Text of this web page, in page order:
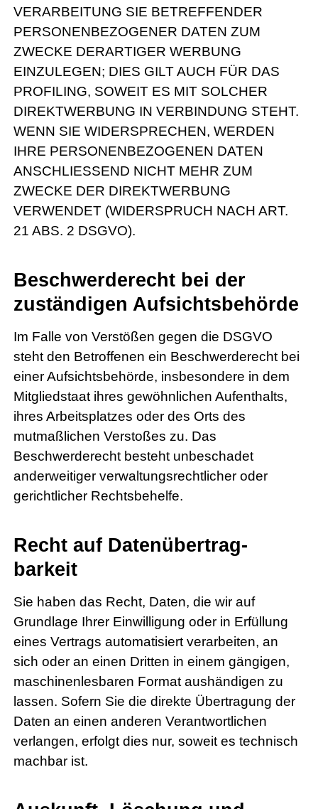
VERARBEITUNG SIE BETREFFENDER
PERSONENBEZOGENER DATEN ZUM
ZWECKE DERARTIGER WERBUNG
EINZULEGEN; DIES GILT AUCH FÜR DAS
PROFILING, SOWEIT ES MIT SOLCHER
DIREKTWERBUNG IN VERBINDUNG STEHT.
WENN SIE WIDERSPRECHEN, WERDEN
IHRE PERSONENBEZOGENEN DATEN
ANSCHLIESSEND NICHT MEHR ZUM
ZWECKE DER DIREKTWERBUNG
VERWENDET (WIDERSPRUCH NACH ART.
21 ABS. 2 DSGVO).
Beschwerde­recht bei der
zuständigen Aufsichts­behörde
Im Falle von Verstößen gegen die DSGVO
steht den Betroffenen ein Beschwerderecht bei
einer Aufsichtsbehörde, insbesondere in dem
Mitgliedstaat ihres gewöhnlichen Aufenthalts,
ihres Arbeitsplatzes oder des Orts des
mutmaßlichen Verstoßes zu. Das
Beschwerderecht besteht unbeschadet
anderweitiger verwaltungsrechtlicher oder
gerichtlicher Rechtsbehelfe.
Recht auf Daten­übertrag­
barkeit
Sie haben das Recht, Daten, die wir auf
Grundlage Ihrer Einwilligung oder in Erfüllung
eines Vertrags automatisiert verarbeiten, an
sich oder an einen Dritten in einem gängigen,
maschinenlesbaren Format aushändigen zu
lassen. Sofern Sie die direkte Übertragung der
Daten an einen anderen Verantwortlichen
verlangen, erfolgt dies nur, soweit es technisch
machbar ist.